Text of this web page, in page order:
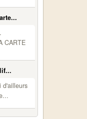
CARTE
d'ailleurs